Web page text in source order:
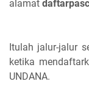
alamat
Itulah jalur-jalur
ketika
UNDANA.